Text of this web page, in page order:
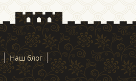
Наш блог